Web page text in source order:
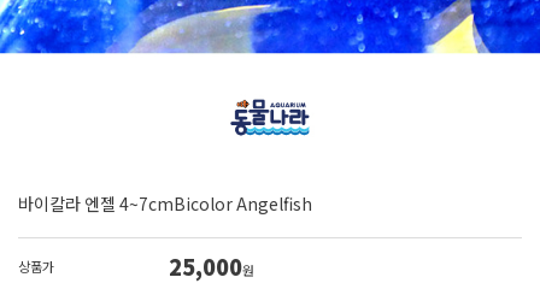
바이칼라 엔젤 4~7cmBicolor Angelfish
상품가 25,000원